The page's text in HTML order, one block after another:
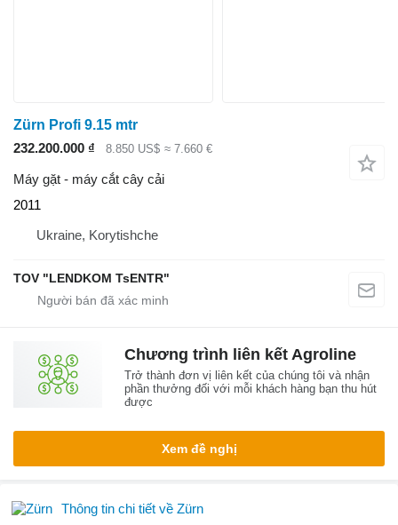
Zürn Profi 9.15 mtr
232.200.000 ₫
8.850 US$ ≈ 7.660 €
Máy gặt - máy cắt cây cải
2011
Ukraine, Korytishche
TOV "LENDKOM TsENTR"
Chương trình liên kết Agroline
Trở thành đơn vị liên kết của chúng tôi và nhận
phần thưởng đối với mỗi khách hàng bạn thu hút
được
Xem đề nghị
Thông tin chi tiết về Zürn